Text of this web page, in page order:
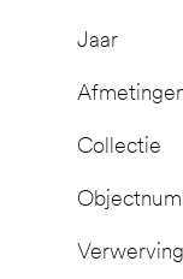
Jaar
Collectie
Verwerving